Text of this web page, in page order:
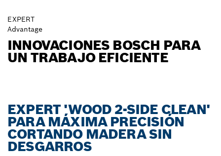
EXPERT
Advantage
INNOVACIONES BOSCH PARA
UN TRABAJO EFICIENTE
EXPERT 'WOOD 2-SIDE CLEAN'
PARA MÁXIMA PRECISIÓN
CORTANDO MADERA SIN
DESGARROS